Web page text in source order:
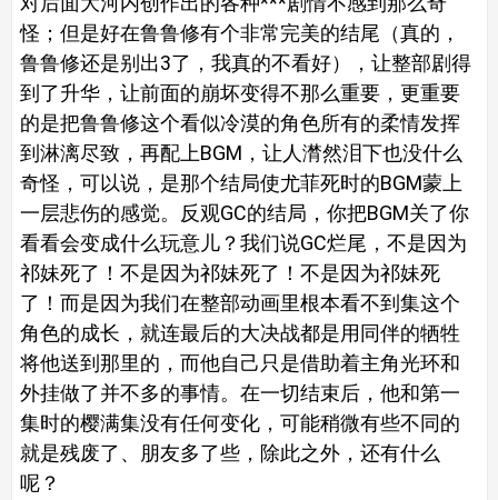
怪；但是好在鲁鲁修有个非常完美的结尾（真的，
鲁鲁修还是别出3了，我真的不看好），让整部剧得
到了升华，让前面的崩坏变得不那么重要，更重要
的是把鲁鲁修这个看似冷漠的角色所有的柔情发挥
到淋漓尽致，再配上BGM，让人潸然泪下也没什么
奇怪，可以说，是那个结局使尤菲死时的BGM蒙上
一层悲伤的感觉。反观GC的结局，你把BGM关了你
看看会变成什么玩意儿？我们说GC烂尾，不是因为
祁妹死了！不是因为祁妹死了！不是因为祁妹死
了！而是因为我们在整部动画里根本看不到集这个
角色的成长，就连最后的大决战都是用同伴的牺牲
将他送到那里的，而他自己只是借助着主角光环和
外挂做了并不多的事情。在一切结束后，他和第一
集时的樱满集没有任何变化，可能稍微有些不同的
就是残废了、朋友多了些，除此之外，还有什么
呢？